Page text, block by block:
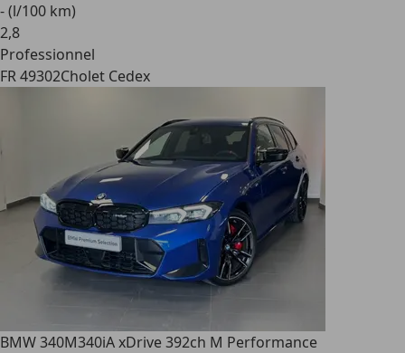
- (l/100 km)
2,8
Professionnel
FR 49302Cholet Cedex
BMW 340M340iA xDrive 392ch M Performance